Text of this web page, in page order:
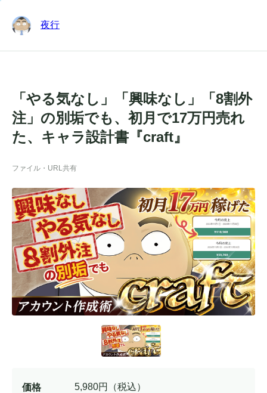
夜行
「やる気なし」「興味なし」「8割外
注」の別垢でも、初月で17万円売れ
た、キャラ設計書『craft』
ファイル・URL共有
価格 5,980円（税込）